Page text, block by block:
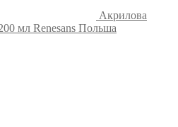
Акрилова
мл Renesans Польша